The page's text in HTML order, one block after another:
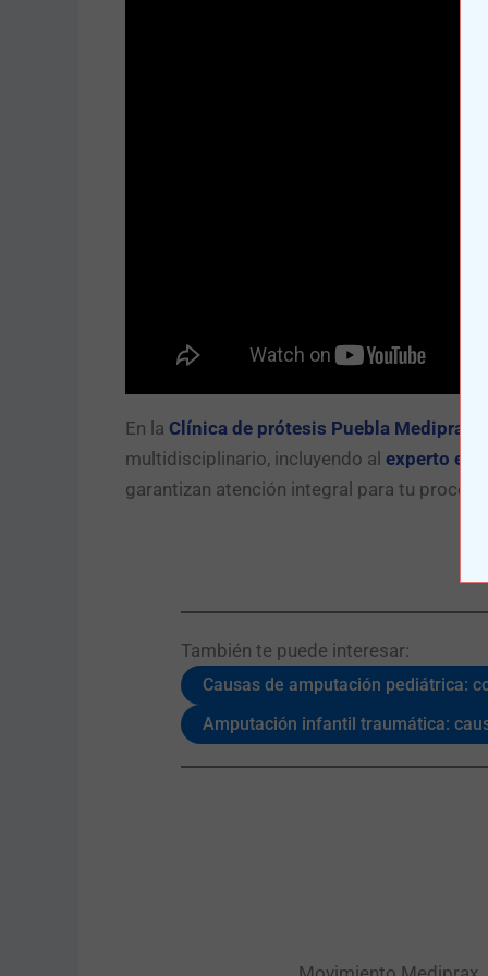
En la Clínica de prótesis Puebla Mediprax
multidisciplinario, incluyendo al experto en
garantizan atención integral para tu proceso.
También te puede interesar:​
Causas de amputación pediátrica:
Amputación infantil traumática: